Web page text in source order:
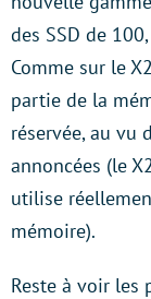
des SSD de
Comme sur le
partie de la
réservée, au vu
annoncées (le
utilise
mémoire).
Reste à voir les